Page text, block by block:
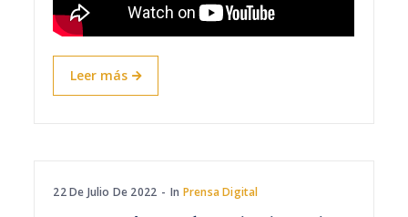
Leer más
22 De Julio De 2022 In Prensa Digital